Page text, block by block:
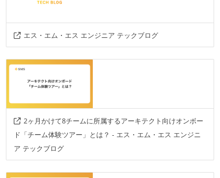
laravel
phoenix
エス・エム・エス エンジニア テックブログ
2ヶ月かけて8チームに所属するアーキテクト向けオンボー
ド「チーム体験ツアー」とは？ - エス・エム・エス エンジニ
ア テックブログ